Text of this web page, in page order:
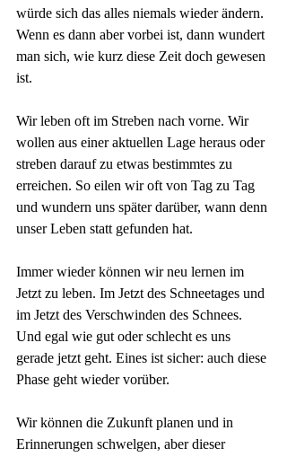
würde sich das alles niemals wieder ändern.
Wenn es dann aber vorbei ist, dann wundert
man sich, wie kurz diese Zeit doch gewesen
ist.
Wir leben oft im Streben nach vorne. Wir
wollen aus einer aktuellen Lage heraus oder
streben darauf zu etwas bestimmtes zu
erreichen. So eilen wir oft von Tag zu Tag
und wundern uns später darüber, wann denn
unser Leben statt gefunden hat.
Immer wieder können wir neu lernen im
Jetzt zu leben. Im Jetzt des Schneetages und
im Jetzt des Verschwinden des Schnees.
Und egal wie gut oder schlecht es uns
gerade jetzt geht. Eines ist sicher: auch diese
Phase geht wieder vorüber.
Wir können die Zukunft planen und in
Erinnerungen schwelgen, aber dieser